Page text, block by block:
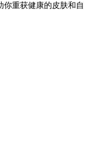
重获健康的皮肤和自